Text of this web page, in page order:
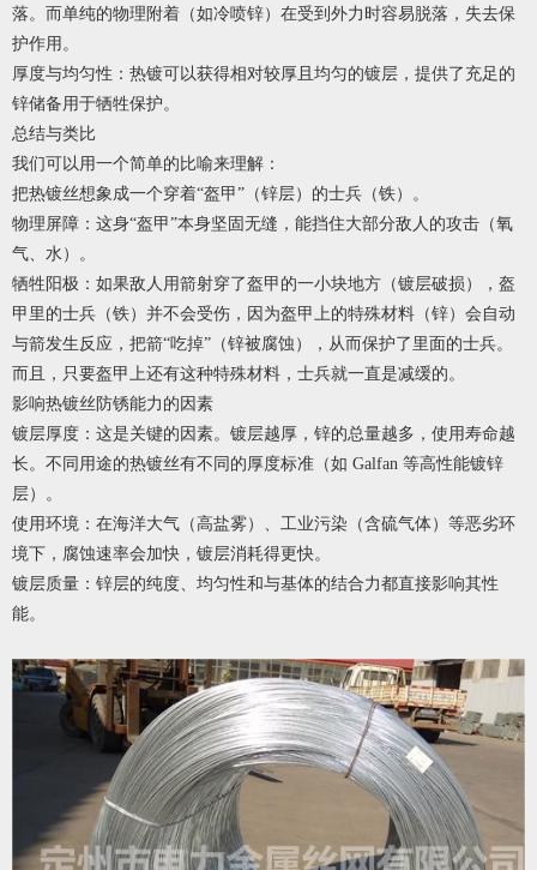
落。而单纯的物理附着（如冷喷锌）在受到外力时容易脱落，失去保
护作用。
厚度与均匀性：热镀可以获得相对较厚且均匀的镀层，提供了充足的
锌储备用于牺牲保护。
总结与类比
我们可以用一个简单的比喻来理解：
把热镀丝想象成一个穿着“盔甲”（锌层）的士兵（铁）。
物理屏障：这身“盔甲”本身坚固无缝，能挡住大部分敌人的攻击（氧
气、水）。
牺牲阳极：如果敌人用箭射穿了盔甲的一小块地方（镀层破损），盔
甲里的士兵（铁）并不会受伤，因为盔甲上的特殊材料（锌）会自动
与箭发生反应，把箭“吃掉”（锌被腐蚀），从而保护了里面的士兵。
而且，只要盔甲上还有这种特殊材料，士兵就一直是减缓的。
影响热镀丝防锈能力的因素
镀层厚度：这是关键的因素。镀层越厚，锌的总量越多，使用寿命越
长。不同用途的热镀丝有不同的厚度标准（如 Galfan 等高性能镀锌
层）。
使用环境：在海洋大气（高盐雾）、工业污染（含硫气体）等恶劣环
境下，腐蚀速率会加快，镀层消耗得更快。
镀层质量：锌层的纯度、均匀性和与基体的结合力都直接影响其性
能。